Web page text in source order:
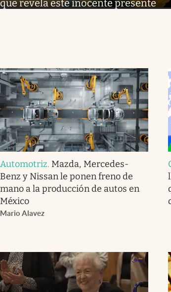
que revela este inocente presente
Automotriz. Mazda, Mercedes-
Benz y Nissan le ponen freno de
mano a la producción de autos en
México
Mario Alavez